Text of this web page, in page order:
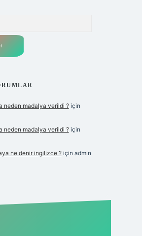
neden madalya verildi ?için
neden madalya verildi ?için
ne denir ingilizce ?için admin